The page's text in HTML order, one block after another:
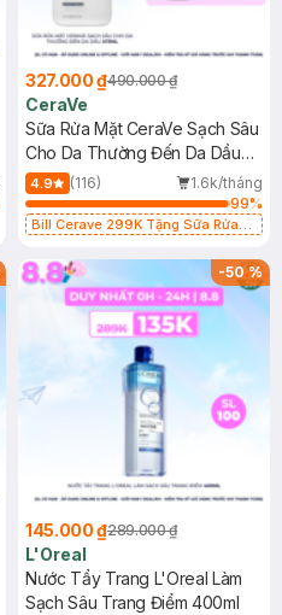
327.000 ₫490.000 ₫
CeraVe
Sữa Rửa Mặt CeraVe Sạch Sâu
Cho Da Thường Đến Da Dầu
473ml
4.9 (116)
1.6k/tháng
99%
Bill Cerave 299K Tặng Sữa Rửa
-50%
145.000 ₫289.000 ₫
L'Oreal
Nước Tẩy Trang L'Oreal Làm
Sạch Sâu Trang Điểm 400ml